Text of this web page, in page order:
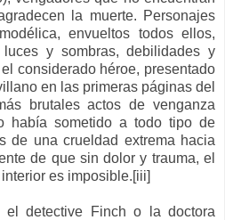
la muerte. Personajes
envueltos todos ellos,
y sombras, debilidades y
considerado héroe, presentado
en las primeras páginas del
brutales actos de venganza
había sometido a todo tipo de
de una crueldad extrema hacia
de que sin dolor y trauma, el
es imposible.[iii]
el detective Finch o la doctora